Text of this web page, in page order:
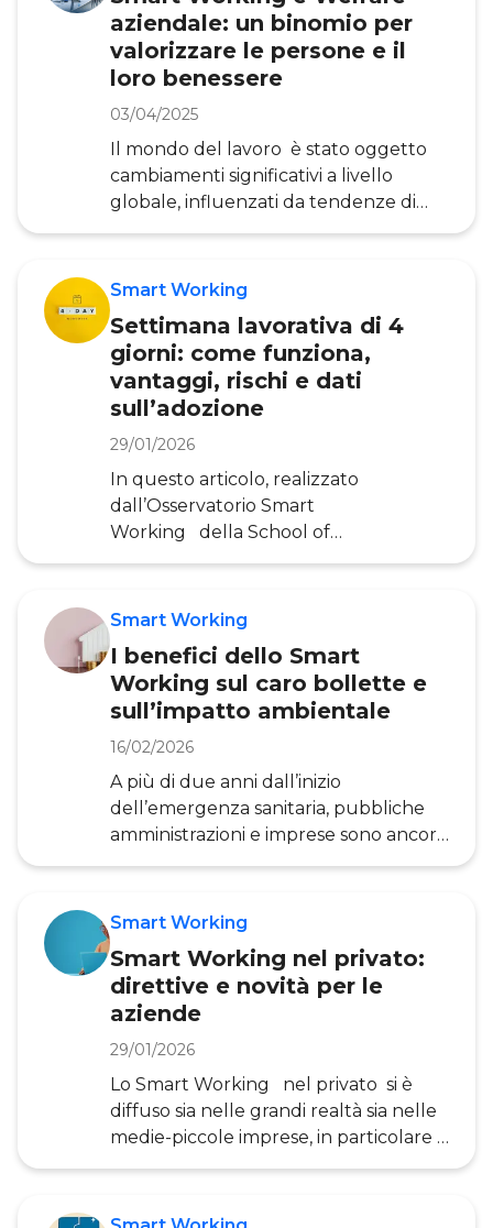
esattamente, in che cosa consiste?
Con il concetto di Telelavoro, o lavoro
da remoto, si fa riferimento a
aziendale: un binomio per
valorizzare le persone e il
loro benessere
03/04/2025
Il mondo del lavoro è stato oggetto
cambiamenti significativi a livello
globale, influenzati da tendenze di
lungo corso il cui sviluppo è stato
Questi fenomeni stanno ridefinendo il
sfide strategiche che influenzano la
competitività delle organizzazioni. Uno
degli elementi chiave di questa
trasformazione è il cambiamento
demografico. L’invecchiamento della
popolazione e il calo della natalità
stanno determinando
Smart Working
Settimana lavorativa di 4
giorni: come funziona,
vantaggi, rischi e dati
sull’adozione
29/01/2026
In questo articolo, realizzato
dall’Osservatorio Smart
Working della School of
Management del Politecnico di
tematiche relative alla settimana
definizione e modelli di
funzionamento, ai vantaggi e rischi,
fino all’applicazione in Italia e nei
contesti internazionali, con un’analisi
delle motivazioni che spingono le
organizzazioni ad adottare questo
modello. Secondo l’Osservatorio,
Smart Working
I benefici dello Smart
Working sul caro bollette e
sull’impatto ambientale
16/02/2026
A più di due anni dall’inizio
dell’emergenza sanitaria, pubbliche
amministrazioni e imprese sono ancora
alla ricerca di un equilibrio
Working . Secondo la ricerca
Politecnico di Milano nel 2022 i
lavoratori da remoto risultano 3,6
milioni , quasi 500 mila in meno
rispetto all’anno precedente. Tale
diminuzione è avvenuta
principalmente nelle PMI e nelle
pubbliche amministrazioni. Nelle
grandi imprese,
Smart Working
Smart Working nel privato:
direttive e novità per le
aziende
29/01/2026
Lo Smart Working nel privato si è
diffuso sia nelle grandi realtà sia nelle
medie-piccole imprese, in particolare a
seguito dell’emergenza sanitaria.
regolamentato da molto prima della